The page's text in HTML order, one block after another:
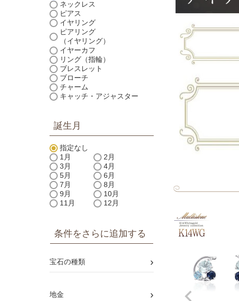
ネックレス
ピアス
イヤリング
ピアリング
（イヤリング）
イヤーカフ
リング（指輪）
ブレスレット
ブローチ
チャーム
キャッチ・アジャスター
誕生月
指定なし
1月
2月
3月
4月
5月
6月
7月
8月
9月
10月
11月
12月
条件をさらに追加する
宝石の種類 ›
地金 ›